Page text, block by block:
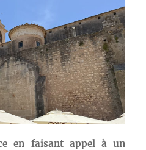
en faisant appel à un